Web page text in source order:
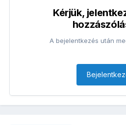
Kérjük,
A bejelentkezés után